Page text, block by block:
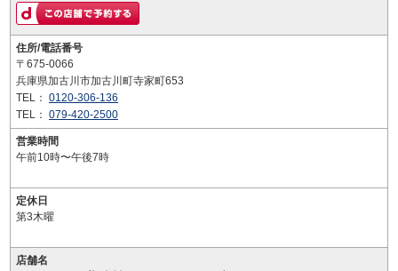
住所/電話番号
〒675-0066
兵庫県加古川市加古川町寺家町653
TEL： 0120-306-136
TEL： 079-420-2500
営業時間
午前10時〜午後7時
定休日
第3木曜
店舗名